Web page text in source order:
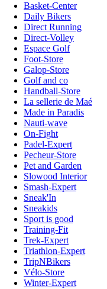
Basket-Center
Daily Bikers
Direct Running
Direct-Volley
Espace Golf
Foot-Store
Galop-Store
Golf and co
Handball-Store
La sellerie de Maé
Made in Paradis
Nauti-wave
On-Fight
Padel-Expert
Pecheur-Store
Pet and Garden
Slowood Interior
Smash-Expert
Sneak'In
Sneakids
Sport is good
Training-Fit
Trek-Expert
Triathlon-Expert
TripNBikers
Vélo-Store
Winter-Expert